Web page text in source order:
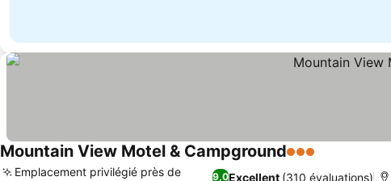
Mountain View Motel & Campground3 Étoiles
9,0Excellent (310 évaluations)
Emplacement privilégié près de